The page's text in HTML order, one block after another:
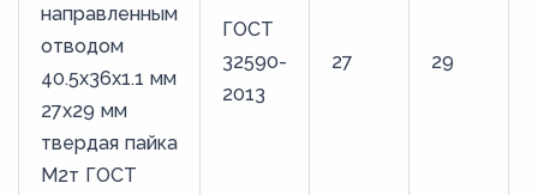
направленным
отводом
40.5х36х1.1 мм
27х29 мм
твердая пайка
М2т ГОСТ
ГОСТ
32590-
2013
27 29